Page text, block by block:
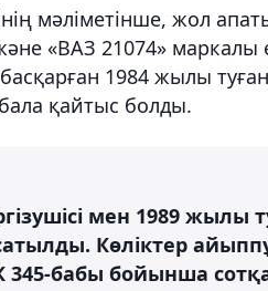
мәліметінше, жол
«ВАЗ 21074» маркалы
1984 жылы
қайтыс болды.
мен 1989
Көліктер
бабы бойынша сотқа